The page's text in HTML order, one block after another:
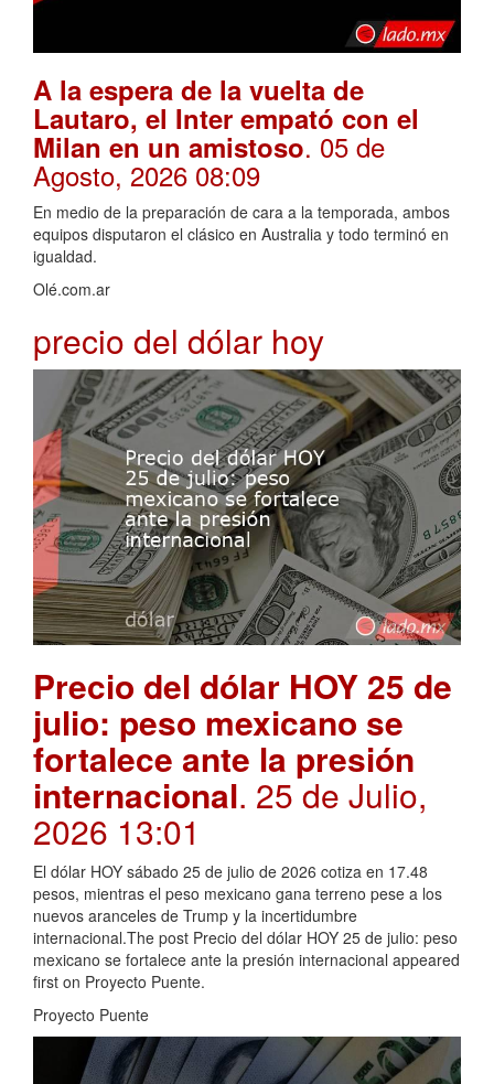
A la espera de la vuelta de
Lautaro, el Inter empató con el
Milan en un amistoso. 05 de
Agosto, 2026 08:09
En medio de la preparación de cara a la temporada, ambos
equipos disputaron el clásico en Australia y todo terminó en
igualdad.
Olé.com.ar
precio del dólar hoy
Precio del dólar HOY 25 de
julio: peso mexicano se
fortalece ante la presión
internacional. 25 de Julio,
2026 13:01
El dólar HOY sábado 25 de julio de 2026 cotiza en 17.48
pesos, mientras el peso mexicano gana terreno pese a los
nuevos aranceles de Trump y la incertidumbre
internacional.The post Precio del dólar HOY 25 de julio: peso
mexicano se fortalece ante la presión internacional appeared
first on Proyecto Puente.
Proyecto Puente